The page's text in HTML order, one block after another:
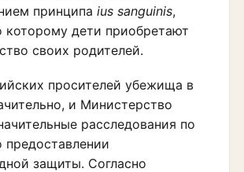
принципаius sanguinis,
которому дети приобретают
своих родителей.
просителей убежища в
и Министерство
расследования по
защиты. Согласно